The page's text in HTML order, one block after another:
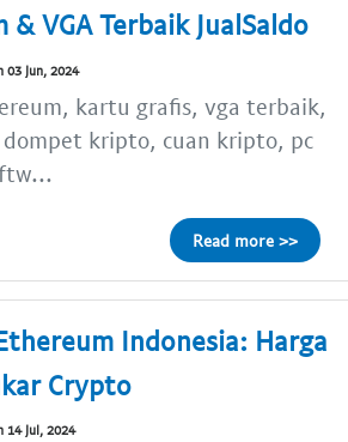
& VGA Terbaik JualSaldo
03 Jun, 2024
kartu grafis, vga terbaik,
kripto, cuan kripto, pc
Read more >>
Indonesia: Harga
Crypto
14 Jul, 2024